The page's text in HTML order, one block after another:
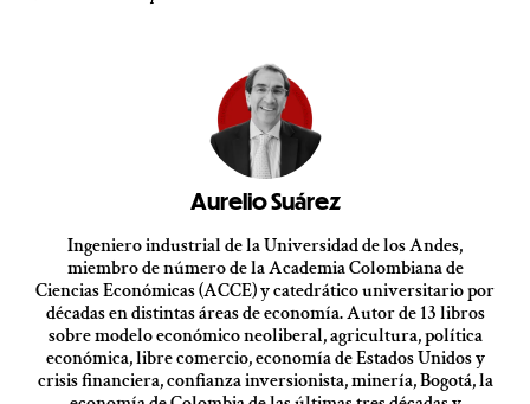
Aurelio Suárez
Ingeniero industrial de la Universidad de los Andes,
miembro de número de la Academia Colombiana de
Ciencias Económicas (ACCE) y catedrático universitario por
décadas en distintas áreas de economía. Autor de 13 libros
sobre modelo económico neoliberal, agricultura, política
económica, libre comercio, economía de Estados Unidos y
crisis financiera, confianza inversionista, minería, Bogotá, la